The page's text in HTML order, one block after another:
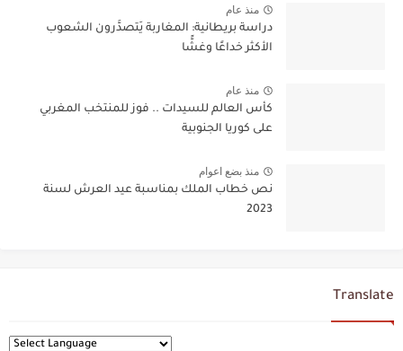
منذ عام
دراسة بريطانية: المغاربة يَتصدَّرون الشعوب
الأكثر خداعًا وغشًّا
منذ عام
كأس العالم للسيدات .. فوز للمنتخب المغربي
على كوريا الجنوبية
منذ بضع اعوام
نص خطاب الملك بمناسبة عيد العرش لسنة
2023
Translate